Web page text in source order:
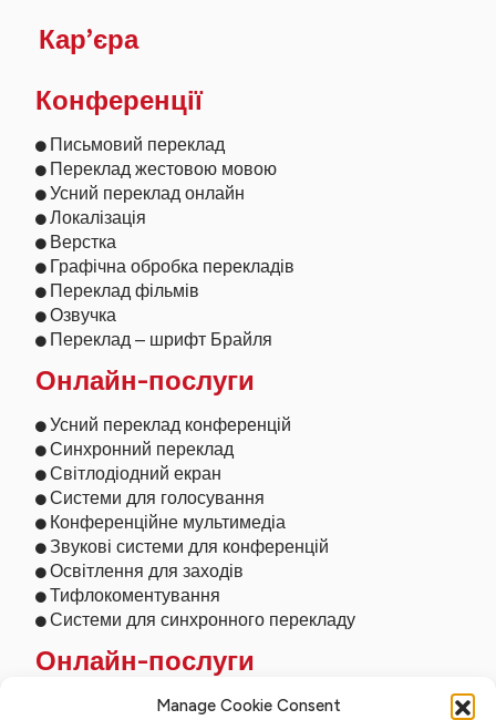
Manage Cookie Consent
Кар’єра
Конференції
Письмовий переклад
Переклад жестовою мовою
Усний переклад онлайн
Локалізація
Верстка
Графічна обробка перекладів
Переклад фільмів
Озвучка
Переклад – шрифт Брайля
Онлайн-послуги
Усний переклад конференцій
Синхронний переклад
Світлодіодний екран
Системи для голосування
Конференційне мультимедіа
Звукові системи для конференцій
Освітлення для заходів
Тифлокоментування
Системи для синхронного перекладу
Онлайн-послуги
Дистанційний переклад